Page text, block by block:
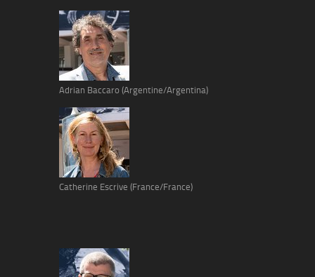
Adrian Baccaro (Argentine/Argentina)
Catherine Escrive (France/France)